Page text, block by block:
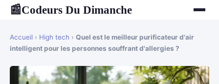
📰Codeurs Du Dimanche
Accueil › High tech › Quel est le meilleur purificateur d'air
intelligent pour les personnes souffrant d'allergies ?